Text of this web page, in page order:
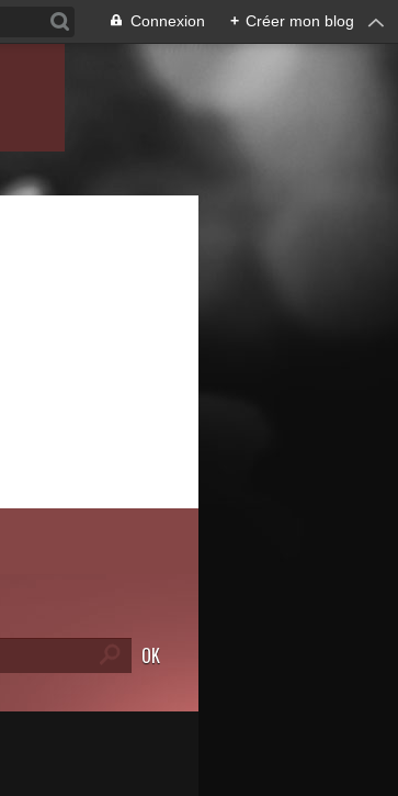
Connexion + Créer mon blog